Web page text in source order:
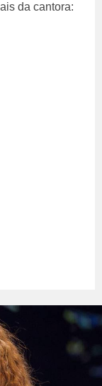
da cantora: